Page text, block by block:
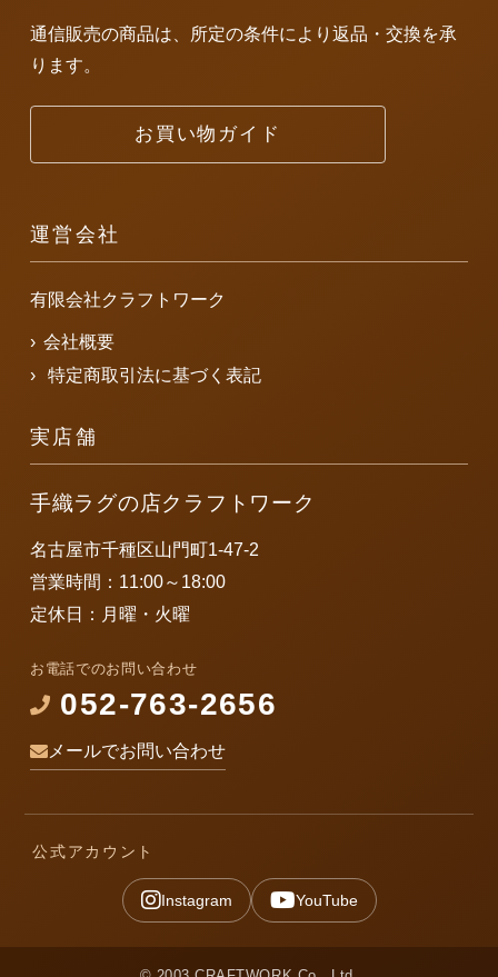
通信販売の商品は、所定の条件により返品・交換を承
ります。
お買い物ガイド
運営会社
有限会社クラフトワーク
会社概要
特定商取引法に基づく表記
実店舗
手織ラグの店クラフトワーク
名古屋市千種区山門町1-47-2
営業時間：11:00～18:00
定休日：月曜・火曜
お電話でのお問い合わせ
052-763-2656
メールでお問い合わせ
公式アカウント
Instagram YouTube